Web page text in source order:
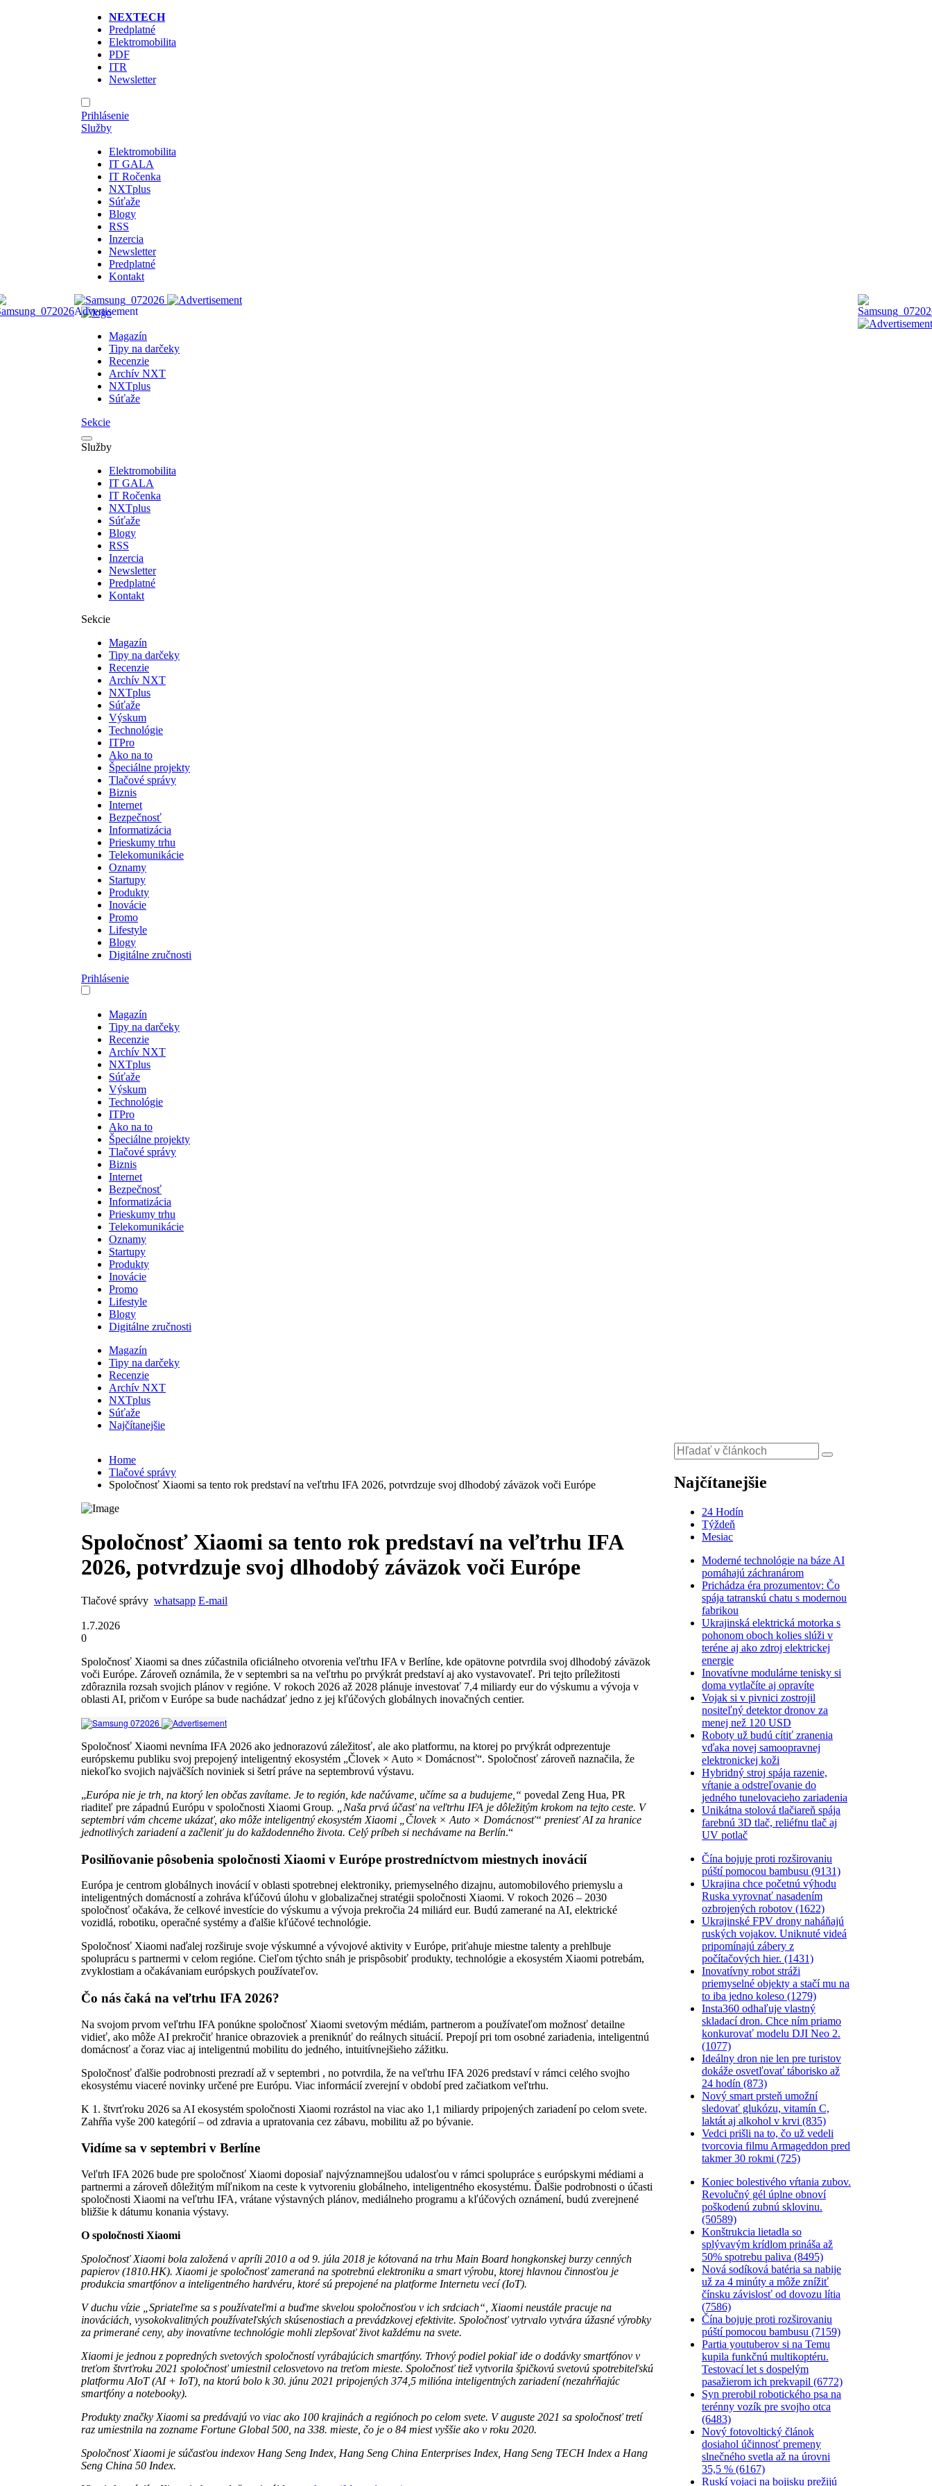
NEXTECH
Predplatné
Elektromobilita
PDF
ITR
Newsletter
Prihlásenie
Služby
Elektromobilita
IT GALA
IT Ročenka
NXTplus
Súťaže
Blogy
RSS
Inzercia
Newsletter
Predplatné
Kontakt
Magazín
Tipy na darčeky
Recenzie
Archív NXT
NXTplus
Súťaže
Sekcie
Služby
Elektromobilita
IT GALA
IT Ročenka
NXTplus
Súťaže
Blogy
RSS
Inzercia
Newsletter
Predplatné
Kontakt
Sekcie
Magazín
Tipy na darčeky
Recenzie
Archív NXT
NXTplus
Súťaže
Výskum
Technológie
ITPro
Ako na to
Špeciálne projekty
Tlačové správy
Biznis
Internet
Bezpečnosť
Informatizácia
Prieskumy trhu
Telekomunikácie
Oznamy
Startupy
Produkty
Inovácie
Promo
Lifestyle
Blogy
Digitálne zručnosti
Prihlásenie
Magazín
Tipy na darčeky
Recenzie
Archív NXT
NXTplus
Súťaže
Výskum
Technológie
ITPro
Ako na to
Špeciálne projekty
Tlačové správy
Biznis
Internet
Bezpečnosť
Informatizácia
Prieskumy trhu
Telekomunikácie
Oznamy
Startupy
Produkty
Inovácie
Promo
Lifestyle
Blogy
Digitálne zručnosti
Magazín
Tipy na darčeky
Recenzie
Archív NXT
NXTplus
Súťaže
Najčítanejšie
Home
Tlačové správy
Spoločnosť Xiaomi sa tento rok predstaví na veľtrhu IFA 2026, potvrdzuje svoj dlhodobý záväzok voči Európe
Spoločnosť Xiaomi sa tento rok predstaví na veľtrhu IFA
2026, potvrdzuje svoj dlhodobý záväzok voči Európe
Tlačové správy whatsapp E-mail
1.7.2026
0
Spoločnosť Xiaomi sa dnes zúčastnila oficiálneho otvorenia veľtrhu IFA v Berlíne, kde opätovne potvrdila svoj dlhodobý záväzok
voči Európe. Zároveň oznámila, že v septembri sa na veľtrhu po prvýkrát predstaví aj ako vystavovateľ. Pri tejto príležitosti
zdôraznila rozsah svojich plánov v regióne. V rokoch 2026 až 2028 plánuje investovať 7,4 miliardy eur do výskumu a vývoja v
oblasti AI, pričom v Európe sa bude nachádzať jedno z jej kľúčových globálnych inovačných centier.
Spoločnosť Xiaomi nevníma IFA 2026 ako jednorazovú záležitosť, ale ako platformu, na ktorej po prvýkrát odprezentuje
európskemu publiku svoj prepojený inteligentný ekosystém „Človek × Auto × Domácnosť“. Spoločnosť zároveň naznačila, že
niekoľko svojich najväčších noviniek si šetrí práve na septembrovú výstavu.
„Európa nie je trh, na ktorý len občas zavítame. Je to región, kde načúvame, učíme sa a budujeme,“ povedal Zeng Hua, PR
riaditeľ pre západnú Európu v spoločnosti Xiaomi Group. „Naša prvá účasť na veľtrhu IFA je dôležitým krokom na tejto ceste. V
septembri vám chceme ukázať, ako môže inteligentný ekosystém Xiaomi „Človek × Auto × Domácnosť“ preniesť AI za hranice
jednotlivých zariadení a začleniť ju do každodenného života. Celý príbeh si nechávame na Berlín.“
Posilňovanie pôsobenia spoločnosti Xiaomi v Európe prostredníctvom miestnych inovácií
Európa je centrom globálnych inovácií v oblasti spotrebnej elektroniky, priemyselného dizajnu, automobilového priemyslu a
inteligentných domácností a zohráva kľúčovú úlohu v globalizačnej stratégii spoločnosti Xiaomi. V rokoch 2026 – 2030
spoločnosť očakáva, že celkové investície do výskumu a vývoja prekročia 24 miliárd eur. Budú zamerané na AI, elektrické
vozidlá, robotiku, operačné systémy a ďalšie kľúčové technológie.
Spoločnosť Xiaomi naďalej rozširuje svoje výskumné a vývojové aktivity v Európe, priťahuje miestne talenty a prehlbuje
spoluprácu s partnermi v celom regióne. Cieľom týchto snáh je prispôsobiť produkty, technológie a ekosystém Xiaomi potrebám,
zvyklostiam a očakávaniam európskych používateľov.
Čo nás čaká na veľtrhu IFA 2026?
Na svojom prvom veľtrhu IFA ponúkne spoločnosť Xiaomi svetovým médiám, partnerom a používateľom možnosť detailne
vidieť, ako môže AI prekročiť hranice obrazoviek a preniknúť do reálnych situácií. Prepojí pri tom osobné zariadenia, inteligentnú
domácnosť a čoraz viac aj inteligentnú mobilitu do jedného, intuitívnejšieho zážitku.
Spoločnosť ďalšie podrobnosti prezradí až v septembri , no potvrdila, že na veľtrhu IFA 2026 predstaví v rámci celého svojho
ekosystému viaceré novinky určené pre Európu. Viac informácií zverejní v období pred začiatkom veľtrhu.
K 1. štvrťroku 2026 sa AI ekosystém spoločnosti Xiaomi rozrástol na viac ako 1,1 miliardy pripojených zariadení po celom svete.
Zahŕňa vyše 200 kategórií – od zdravia a upratovania cez zábavu, mobilitu až po bývanie.
Vidíme sa v septembri v Berlíne
Veľtrh IFA 2026 bude pre spoločnosť Xiaomi doposiaľ najvýznamnejšou udalosťou v rámci spolupráce s európskymi médiami a
partnermi a zároveň dôležitým míľnikom na ceste k vytvoreniu globálneho, inteligentného ekosystému. Ďalšie podrobnosti o účasti
spoločnosti Xiaomi na veľtrhu IFA, vrátane výstavných plánov, mediálneho programu a kľúčových oznámení, budú zverejnené
bližšie k dátumu konania výstavy.
O spoločnosti Xiaomi
Spoločnosť Xiaomi bola založená v apríli 2010 a od 9. júla 2018 je kótovaná na trhu Main Board hongkonskej burzy cenných
papierov (1810.HK). Xiaomi je spoločnosť zameraná na spotrebnú elektroniku a smart výrobu, ktorej hlavnou činnosťou je
produkcia smartfónov a inteligentného hardvéru, ktoré sú prepojené na platforme Internetu vecí (IoT).
V duchu vízie „Spriateľme sa s používateľmi a buďme skvelou spoločnosťou v ich srdciach“, Xiaomi neustále pracuje na
inováciách, vysokokvalitných používateľských skúsenostiach a prevádzkovej efektivite. Spoločnosť vytrvalo vytvára úžasné výrobky
za primerané ceny, aby inovatívne technológie mohli zlepšovať život každému na svete.
Xiaomi je jednou z popredných svetových spoločností vyrábajúcich smartfóny. Trhový podiel pokiaľ ide o dodávky smartfónov v
treťom štvrťroku 2021 spoločnosť umiestnil celosvetovo na treťom mieste. Spoločnosť tiež vytvorila špičkovú svetovú spotrebiteľskú
platformu AIoT (AI + IoT), na ktorú bolo k 30. júnu 2021 pripojených 374,5 milióna inteligentných zariadení (nezahŕňajúc
smartfóny a notebooky).
Produkty značky Xiaomi sa predávajú vo viac ako 100 krajinách a regiónoch po celom svete. V auguste 2021 sa spoločnosť tretí
raz umiestnila na zozname Fortune Global 500, na 338. mieste, čo je o 84 miest vyššie ako v roku 2020.
Spoločnosť Xiaomi je súčasťou indexov Hang Seng Index, Hang Seng China Enterprises Index, Hang Seng TECH Index a Hang
Seng China 50 Index.
Najčítanejšie
24 Hodín
Týždeň
Mesiac
Moderné technológie na báze AI
pomáhajú záchranárom
Prichádza éra prozumentov: Čo
spája tatranskú chatu s modernou
fabrikou
Ukrajinská elektrická motorka s
pohonom oboch kolies slúži v
teréne aj ako zdroj elektrickej
energie
Inovatívne modulárne tenisky si
doma vytlačíte aj opravíte
Vojak si v pivnici zostrojil
nositeľný detektor dronov za
menej než 120 USD
Roboty už budú cítiť zranenia
vďaka novej samoopravnej
elektronickej koži
Hybridný stroj spája razenie,
vŕtanie a odstreľovanie do
jedného tunelovacieho zariadenia
Unikátna stolová tlačiareň spája
farebnú 3D tlač, reliéfnu tlač aj
UV potlač
Čína bojuje proti rozširovaniu
púští pomocou bambusu (9131)
Ukrajina chce početnú výhodu
Ruska vyrovnať nasadením
ozbrojených robotov (1622)
Ukrajinské FPV drony naháňajú
ruských vojakov. Uniknuté videá
pripomínajú zábery z
počítačových hier. (1431)
Inovatívny robot stráži
priemyselné objekty a stačí mu na
to iba jedno koleso (1279)
Insta360 odhaľuje vlastný
skladací dron. Chce ním priamo
konkurovať modelu DJI Neo 2.
(1077)
Ideálny dron nie len pre turistov
dokáže osvetľovať táborisko až
24 hodín (873)
Nový smart prsteň umožní
sledovať glukózu, vitamín C,
laktát aj alkohol v krvi (835)
Vedci prišli na to, čo už vedeli
tvorcovia filmu Armageddon pred
takmer 30 rokmi (725)
Koniec bolestivého vŕtania zubov.
Revolučný gél úplne obnoví
poškodenú zubnú sklovinu.
(50589)
Konštrukcia lietadla so
splývavým krídlom prináša až
50% spotrebu paliva (8495)
Nová sodíková batéria sa nabije
už za 4 minúty a môže znížiť
čínsku závislosť od dovozu lítia
(7586)
Čína bojuje proti rozširovaniu
púští pomocou bambusu (7159)
Partia youtuberov si na Temu
kupila funkčnú multikoptéru.
Testovací let s dospelým
pasažierom ich prekvapil (6772)
Syn prerobil robotického psa na
terénny vozík pre svojho otca
(6483)
Nový fotovoltický článok
dosiahol účinnosť premeny
slnečného svetla až na úrovni
35,5 % (6167)
Ruskí vojaci na bojisku prežijú